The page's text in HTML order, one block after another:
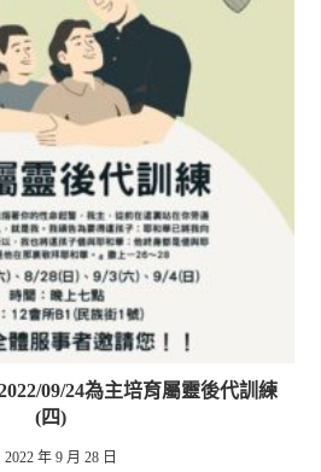
09/24為主培育屬靈後代訓練
(四)
2022 年 9 月 28 日